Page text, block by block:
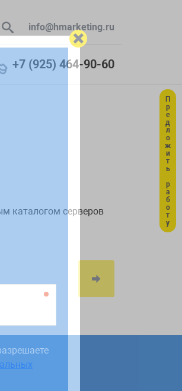
info@hmarketing.ru
+7 (925) 464-90-60
каталогом серверов
Предложить работу